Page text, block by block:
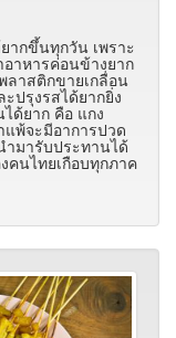
ากขึ้นทุกวัน เพราะ
าหารค่อนข้างยาก
ลาสติกขายเกลื่อน
ปรุงรสได้ยากยิ่ง
ด้ยาก คือ แกง
พ้จะมีอาการปวด
มารับประทานได้
คนไทยเกือบทุกภาค